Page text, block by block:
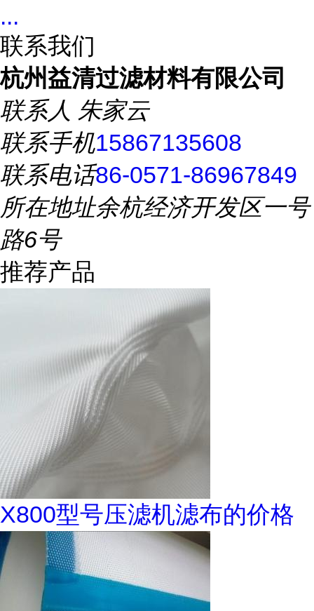
...
联系我们
杭州益清过滤材料有限公司
联系人 朱家云
联系手机15867135608
联系电话86-0571-86967849
所在地址余杭经济开发区一号
路6号
推荐产品
X800型号压滤机滤布的价格